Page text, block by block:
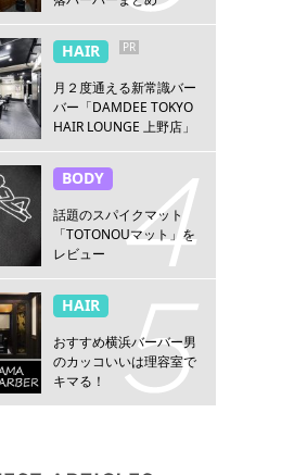
HAIR PR
月２度通える新常識バー
バー「DAMDEE TOKYO
HAIR LOUNGE 上野店」
BODY
話題のスパイクマット
「TOTONOUマット」を
レビュー
HAIR
おすすめ横浜バーバー男
のカッコいいは理容室で
キマる！